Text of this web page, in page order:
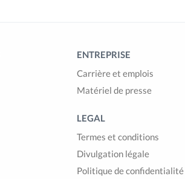
ENTREPRISE
Carrière et emplois
Matériel de presse
LEGAL
Termes et conditions
Divulgation légale
Politique de confidentialité